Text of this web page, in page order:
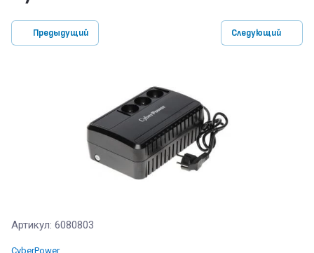
Предыдущий Следующий
Артикул: 6080803
CyberPower